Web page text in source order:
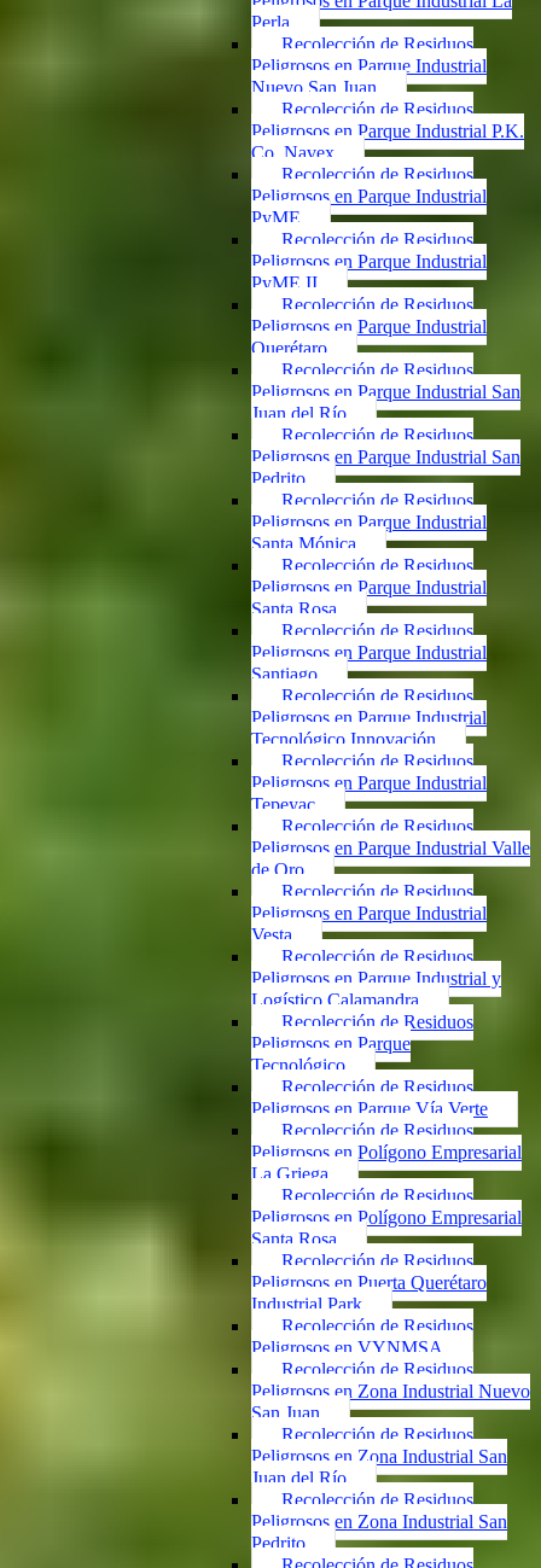
Perla
Recolección de Residuos
Peligrosos en Parque Industrial
Nuevo San Juan
Recolección de Residuos
Peligrosos en Parque Industrial P.K.
Co. Navex
Recolección de Residuos
Peligrosos en Parque Industrial
PyME
Recolección de Residuos
Peligrosos en Parque Industrial
PyME II
Recolección de Residuos
Peligrosos en Parque Industrial
Querétaro
Recolección de Residuos
Peligrosos en Parque Industrial San
Juan del Río
Recolección de Residuos
Peligrosos en Parque Industrial San
Pedrito
Recolección de Residuos
Peligrosos en Parque Industrial
Santa Mónica
Recolección de Residuos
Peligrosos en Parque Industrial
Santa Rosa
Recolección de Residuos
Peligrosos en Parque Industrial
Santiago
Recolección de Residuos
Peligrosos en Parque Industrial
Tecnológico Innovación
Recolección de Residuos
Peligrosos en Parque Industrial
Tepeyac
Recolección de Residuos
Peligrosos en Parque Industrial Valle
de Oro
Recolección de Residuos
Peligrosos en Parque Industrial
Vesta
Recolección de Residuos
Peligrosos en Parque Industrial y
Logístico Calamandra
Recolección de Residuos
Peligrosos en Parque
Tecnológico
Recolección de Residuos
Peligrosos en Parque Vía Verte
Recolección de Residuos
Peligrosos en Polígono Empresarial
La Griega
Recolección de Residuos
Peligrosos en Polígono Empresarial
Santa Rosa
Recolección de Residuos
Peligrosos en Puerta Querétaro
Industrial Park
Recolección de Residuos
Peligrosos en VYNMSA
Recolección de Residuos
Peligrosos en Zona Industrial Nuevo
San Juan
Recolección de Residuos
Peligrosos en Zona Industrial San
Juan del Río
Recolección de Residuos
Peligrosos en Zona Industrial San
Pedrito